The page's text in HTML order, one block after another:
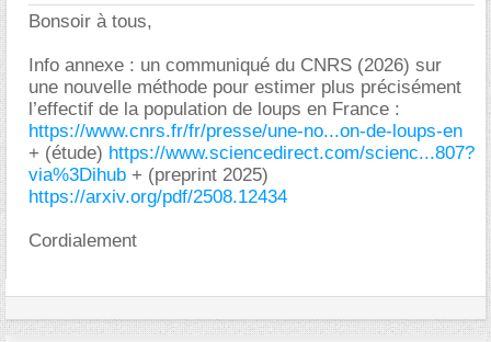
Bonsoir à tous,
Info annexe : un communiqué du CNRS (2026) sur
une nouvelle méthode pour estimer plus précisément
l’effectif de la population de loups en France :
https://www.cnrs.fr/fr/presse/une-no...on-de-loups-en
+ (étude) https://www.sciencedirect.com/scienc...807?
via%3Dihub + (preprint 2025)
https://arxiv.org/pdf/2508.12434
Cordialement